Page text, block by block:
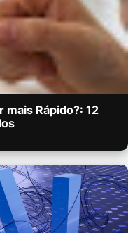
Rápido?: 12